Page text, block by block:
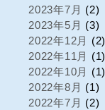
2023年7月 (2)
2023年5月 (3)
2022年12月
(2)
2022年11月
(1)
2022年10月
(1)
2022年8月 (1)
2022年7月 (2)